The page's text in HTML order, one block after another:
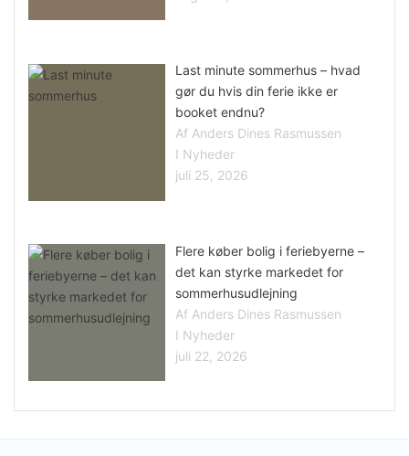
Last minute sommerhus – hvad
gør du hvis din ferie ikke er
booket endnu?
Af Anders Dines Rasmussen
I Nyheder
juli 25, 2026
Flere køber bolig i feriebyerne –
det kan styrke markedet for
sommerhusudlejning
Af Anders Dines Rasmussen
I Nyheder
juli 22, 2026